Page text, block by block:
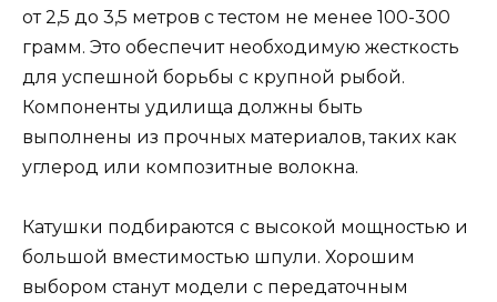
от 2,5 до 3,5 метров с тестом не менее 100-300
грамм. Это обеспечит необходимую жесткость
для успешной борьбы с крупной рыбой.
Компоненты удилища должны быть
выполнены из прочных материалов, таких как
углерод или композитные волокна.
Катушки подбираются с высокой мощностью и
большой вместимостью шпули. Хорошим
выбором станут модели с передаточным